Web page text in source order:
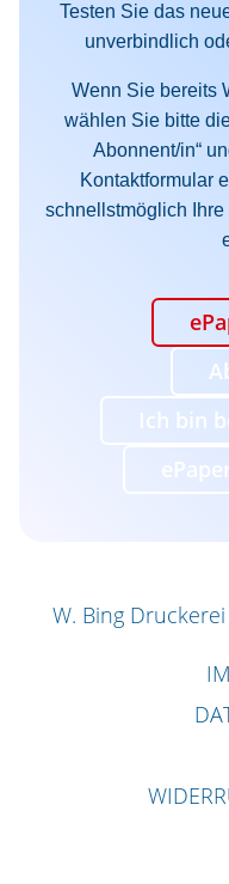
Testen Sie das
unverbindlich
Wenn Sie bereits
wählen Sie bitte
Abonnent/in“
Kontaktformular
schnellstmöglich
Ich bin
W. Bing